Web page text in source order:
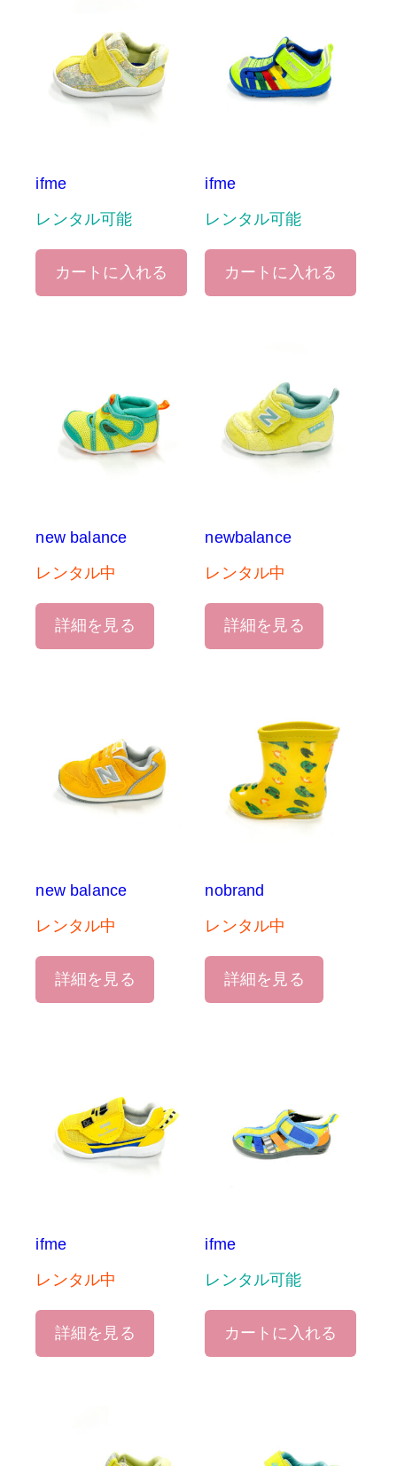
ifme
レンタル可能
カートに入れる
ifme
レンタル可能
カートに入れる
new balance
レンタル中
詳細を見る
newbalance
レンタル中
詳細を見る
new balance
レンタル中
詳細を見る
nobrand
レンタル中
詳細を見る
ifme
レンタル中
詳細を見る
ifme
レンタル可能
カートに入れる